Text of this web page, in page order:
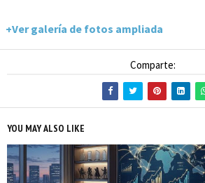
+Ver galería de fotos ampliada
Comparte:
YOU MAY ALSO LIKE